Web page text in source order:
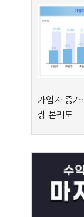
가입자 증가
장 본궤도